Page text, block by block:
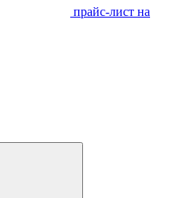
прайс-лист на